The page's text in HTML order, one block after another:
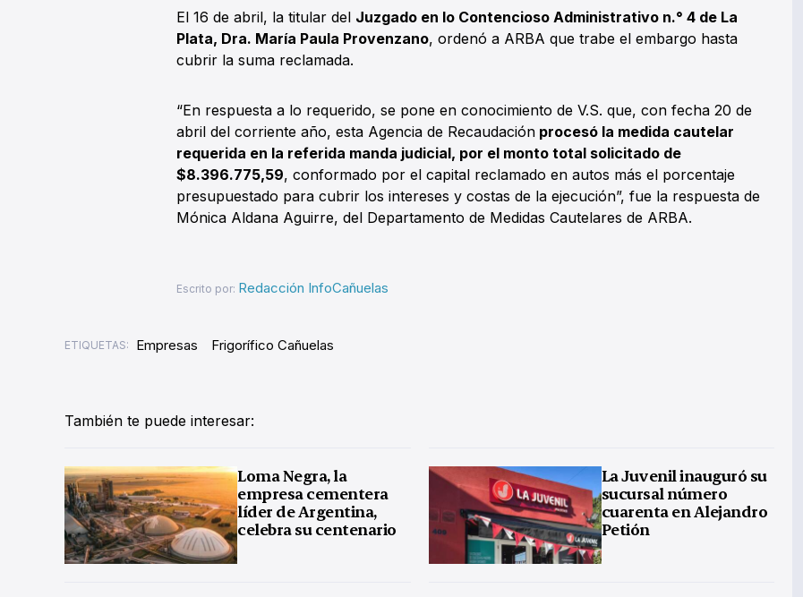
El 16 de abril, la titular del Juzgado en lo Contencioso Administrativo n.° 4 de La
Plata, Dra. María Paula Provenzano, ordenó a ARBA que trabe el embargo hasta
cubrir la suma reclamada.
“En respuesta a lo requerido, se pone en conocimiento de V.S. que, con fecha 20 de
abril del corriente año, esta Agencia de Recaudación procesó la medida cautelar
requerida en la referida manda judicial, por el monto total solicitado de
$8.396.775,59, conformado por el capital reclamado en autos más el porcentaje
presupuestado para cubrir los intereses y costas de la ejecución”, fue la respuesta de
Mónica Aldana Aguirre, del Departamento de Medidas Cautelares de ARBA.
Escrito por: Redacción InfoCañuelas
ETIQUETAS: Empresas Frigorífico Cañuelas
También te puede interesar:
Loma Negra, la
empresa cementera
líder de Argentina,
celebra su centenario
La Juvenil inauguró su
sucursal número
cuarenta en Alejandro
Petión